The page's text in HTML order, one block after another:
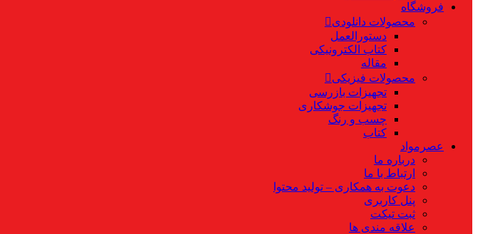
فروشگاه
محصولات دانلودی
دستورالعمل
کتاب الکترونیکی
مقاله
محصولات فیزیکی
تجهیزات بازرسی
تجهیزات جوشکاری
چسب و رنگ
کتاب
عصرمواد
درباره ما
ارتباط با ما
دعوت به همکاری – تولید محتوا
پنل کاربری
ثبت تیکت
علاقه مندی ها